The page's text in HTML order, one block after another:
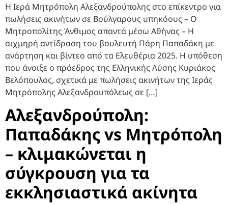
Η Ιερά Μητρόπολη Αλεξανδρούπολης στο επίκεντρο για
πωλήσεις ακινήτων σε Βούλγαρους υπηκόους – Ο
Μητροπολίτης Άνθιμος απαντά μέσω Αθήνας – Η
αιχμηρή αντίδραση του βουλευτή Πάρη Παπαδάκη με
ανάρτηση και βίντεο από τα Ελευθέρια 2025. Η υπόθεση
που άνοιξε ο πρόεδρος της Ελληνικής Λύσης Κυριάκος
Βελόπουλος, σχετικά με πωλήσεις ακινήτων της Ιεράς
Μητρόπολης Αλεξανδρουπόλεως σε […]
Αλεξανδρούπολη:
Παπαδάκης vs Μητρόπολη
– κλιμακώνεται η
σύγκρουση για τα
εκκλησιαστικά ακίνητα